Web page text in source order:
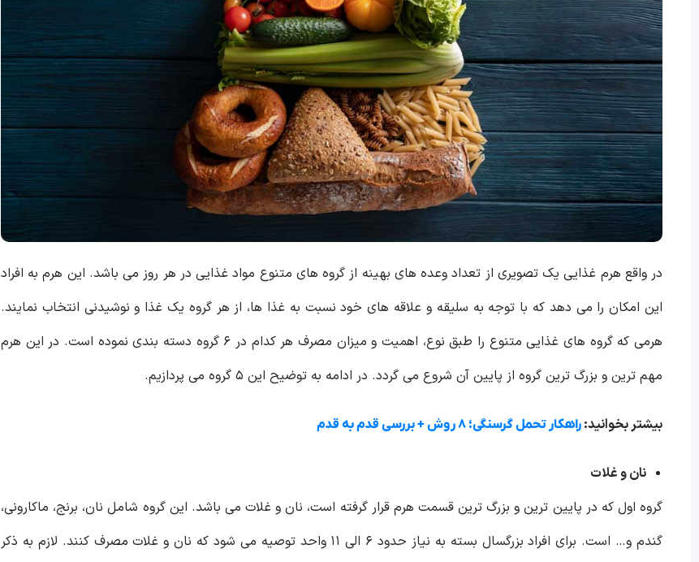
در واقع هرم غذایی یک تصویری از تعداد وعده‌ های بهینه از گروه‌ های متنوع مواد غذایی در هر روز می باشد. این هرم به افراد
این امکان را می‌ دهد که با توجه به سلیقه و علاقه های خود نسبت به غذا ها، از هر گروه یک غذا و نوشیدنی انتخاب نمایند.
هرمی که گروه‌ های غذایی متنوع را طبق نوع، اهمیت و میزان مصرف هر کدام در ۶ گروه دسته‌ بندی نموده است. در این هرم
مهم ترین و بزرگ‌ ترین گروه از پایین آن شروع می‌ گردد. در ادامه به توضیح این ۵ گروه می پردازیم.
بیشتر بخوانید: راهکار تحمل گرسنگی؛ ۸ روش + بررسی قدم به قدم
نان و غلات
گروه اول که در پایین ترین و بزرگ ترین قسمت هرم قرار گرفته است، نان و غلات می باشد. این گروه شامل نان، برنج، ماکارونی،
گندم و… است. برای افراد بزرگسال بسته به نیاز حدود ۶ الی ۱۱ واحد توصیه می شود که نان و غلات مصرف کنند. لازم به ذکر